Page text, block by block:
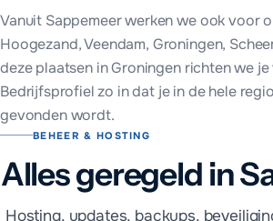
Vanuit Sappemeerwerken we ook voor
Hoogezand, Veendam, Groningen,
deze plaatsen inGroningenrichten we je
Bedrijfsprofiel zo in dat je in de hele
gevonden wordt.
BEHEER & HOSTING
Alles geregeld in
Hosting, updates, backups,